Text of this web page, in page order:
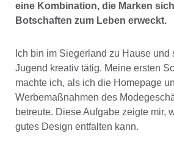
eine Kombination, die Marken
Botschaften zum Leben erweckt.
Ich bin im Siegerland zu Hause und
Jugend kreativ tätig. Meine ersten
machte ich, als ich die Homepage
Werbemaßnahmen des
betreute. Diese Aufgabe zeigte mir,
gutes Design entfalten kann.